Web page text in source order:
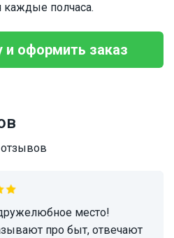
каждые полчаса.
и оформить заказ
про быт, отвечают